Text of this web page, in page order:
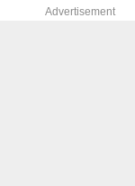
Advertisement